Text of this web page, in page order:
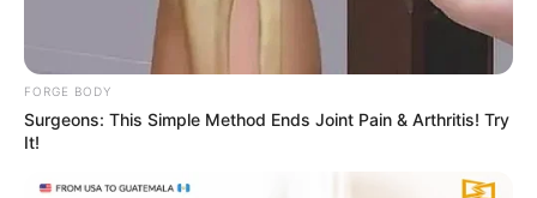
FORGE BODY
Surgeons: This Simple Method Ends Joint Pain & Arthritis! Try
It!